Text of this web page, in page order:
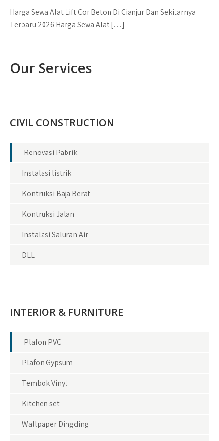
Harga Sewa Alat Lift Cor Beton Di Cianjur Dan Sekitarnya
Terbaru 2026 Harga Sewa Alat […]
Our Services
CIVIL CONSTRUCTION
Renovasi Pabrik
Instalasi listrik
Kontruksi Baja Berat
Kontruksi Jalan
Instalasi Saluran Air
DLL
INTERIOR & FURNITURE
Plafon PVC
Plafon Gypsum
Tembok Vinyl
Kitchen set
Wallpaper Dingding